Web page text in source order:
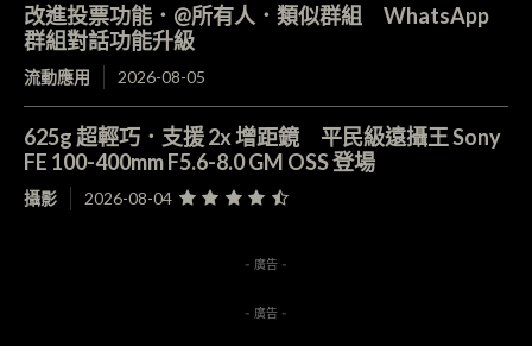
改進投票功能．@所有人．類似群組 WhatsApp
群組對話功能升級
流動應用 2026-08-05
625g 超輕巧．支援 2x 增距鏡 平民級遠攝王 Sony
FE 100-400mm F5.6-8.0 GM OSS 登場
攝影 2026-08-04
- 廣告 -
- 廣告 -